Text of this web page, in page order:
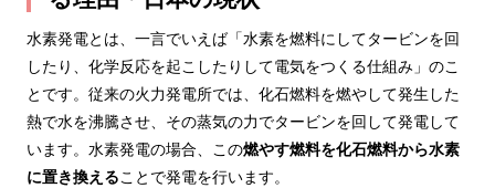
水素発電とは、一言でいえば「水素を燃料にしてタービンを回
したり、化学反応を起こしたりして電気をつくる仕組み」のこ
とです。従来の火力発電所では、化石燃料を燃やして発生した
熱で水を沸騰させ、その蒸気の力でタービンを回して発電して
います。水素発電の場合、この燃やす燃料を化石燃料から水素
に置き換えることで発電を行います。